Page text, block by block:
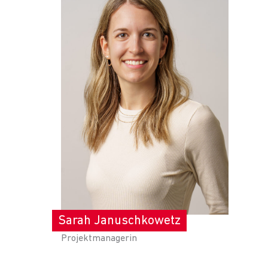
Sarah Januschkowetz
Projektmanagerin